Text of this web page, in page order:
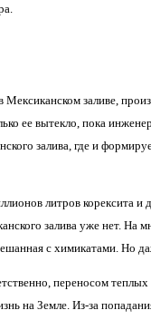
заливе,
ее вытекло, пока
залива, где и
литров корексита и
залива уже нет. На
с химикатами. Но
переносом
на Земле. Из-за